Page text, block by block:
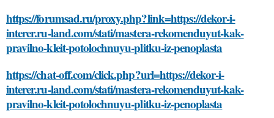
https://forumsad.ru/proxy.php?link=https://dekor-i-
interer.ru-land.com/stati/mastera-rekomenduyut-kak-
pravilno-kleit-potolochnuyu-plitku-iz-penoplasta
https://chat-off.com/click.php?url=https://dekor-i-
interer.ru-land.com/stati/mastera-rekomenduyut-kak-
pravilno-kleit-potolochnuyu-plitku-iz-penoplasta